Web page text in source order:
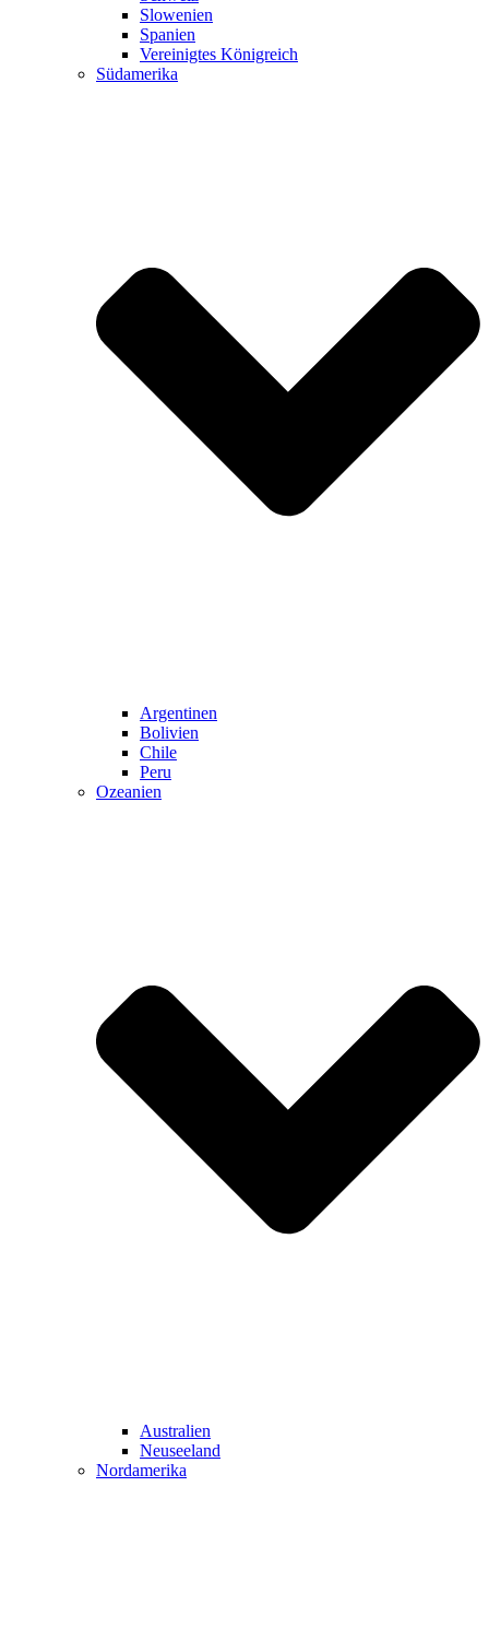
Slowenien
Spanien
Vereinigtes Königreich
Südamerika
Argentinen
Bolivien
Chile
Peru
Ozeanien
Australien
Neuseeland
Nordamerika